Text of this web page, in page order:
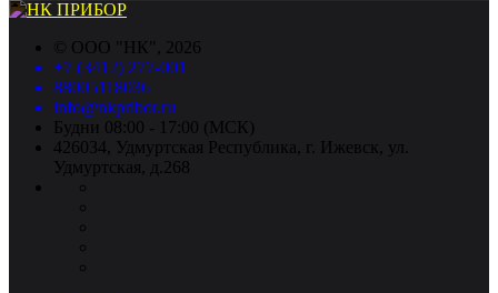
© ООО "НК", 2026
+7 (3412) 277-001
88005118036
info@nkpribor.ru
Будни 08:00 - 17:00 (МСК)
426034, Удмуртская Республика, г. Ижевск, ул.
Удмуртская, д.268